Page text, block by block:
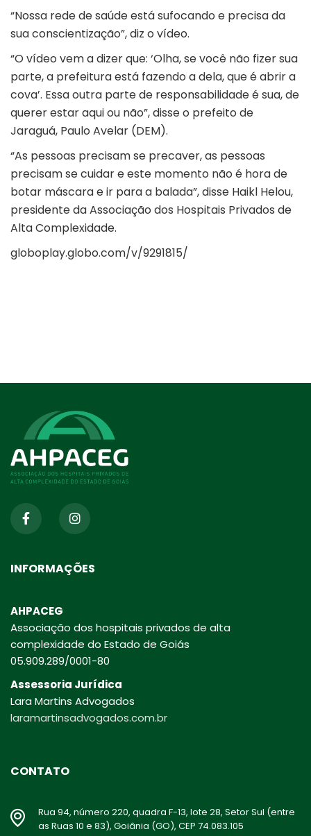
“Nossa rede de saúde está sufocando e precisa da
sua conscientização”, diz o vídeo.
“O vídeo vem a dizer que: ‘Olha, se você não fizer sua
parte, a prefeitura está fazendo a dela, que é abrir a
cova’. Essa outra parte de responsabilidade é sua, de
querer estar aqui ou não”, disse o prefeito de
Jaraguá, Paulo Avelar (DEM).
“As pessoas precisam se precaver, as pessoas
precisam se cuidar e este momento não é hora de
botar máscara e ir para a balada”, disse Haikl Helou,
presidente da Associação dos Hospitais Privados de
Alta Complexidade.
globoplay.globo.com/v/9291815/
INFORMAÇÕES
AHPACEG
Associação dos hospitais privados de alta
complexidade do Estado de Goiás
05.909.289/0001-80
Assessoria Jurídica
Lara Martins Advogados
laramartinsadvogados.com.br
CONTATO
Rua 94, número 220, quadra F-13, lote 28, Setor Sul (entre
as Ruas 10 e 83), Goiânia (GO), CEP 74.083.105